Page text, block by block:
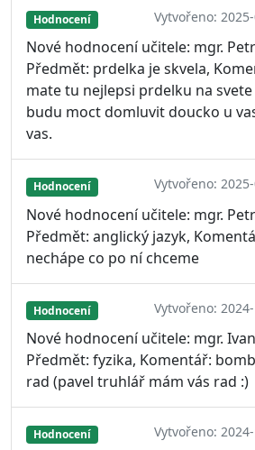
Hodnocení Vytvořeno:
Nové hodnocení učitele: mgr.
Předmět: prdelka je skvela,
mate tu nejlepsi prdelku na
budu moct domluvit doucko u
vas.
Hodnocení Vytvořeno:
Nové hodnocení učitele: mgr.
Předmět: anglický jazyk,
nechápe co po ní chceme
Hodnocení Vytvořeno:
Nové hodnocení učitele: mgr.
Předmět: fyzika, Komentář:
rad (pavel truhlář mám vás rad :)
Hodnocení Vytvořeno: